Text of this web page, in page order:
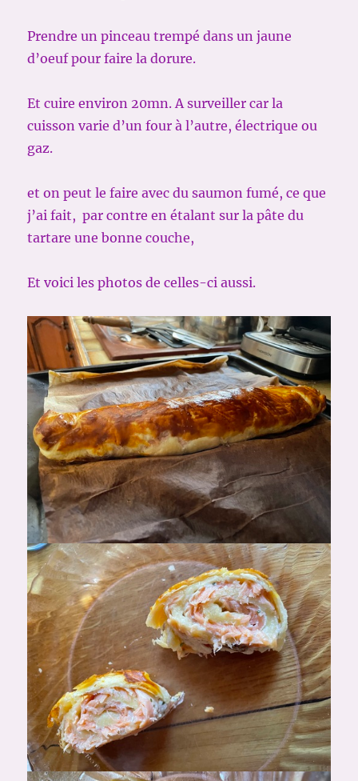
Prendre un pinceau trempé dans un jaune
d’oeuf pour faire la dorure.
Et cuire environ 20mn. A surveiller car la
cuisson varie d’un four à l’autre, électrique ou
gaz.
et on peut le faire avec du saumon fumé, ce que
j’ai fait, par contre en étalant sur la pâte du
tartare une bonne couche,
Et voici les photos de celles-ci aussi.